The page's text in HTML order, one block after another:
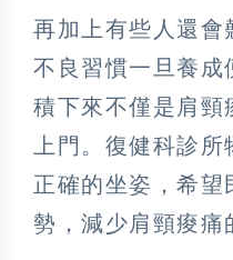
再加上有些人還會
不良習慣一旦養成
積下來不僅是肩頸
上門。復健科診
正確的坐姿，希望
勢，減少肩頸痠痛